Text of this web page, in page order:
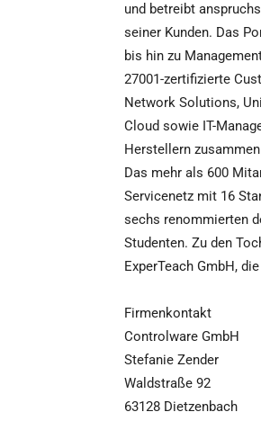
und betreibt
seiner Kunden. Das
bis hin zu
27001-zertifizierte
Network Solutions,
Cloud sowie IT-
Herstellern
Das mehr als 600
Servicenetz mit 16
sechs renommierten
Studenten. Zu den
ExperTeach GmbH,
Firmenkontakt
Controlware GmbH
Stefanie Zender
Waldstraße 92
63128 Dietzenbach